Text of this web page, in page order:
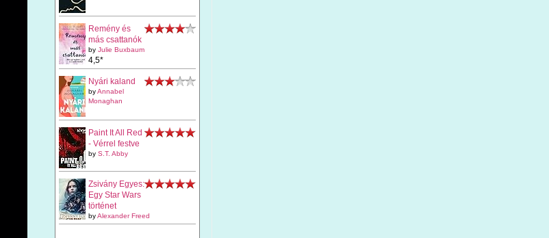
Remény és
más csattanók
by Julie Buxbaum
4,5*
Nyári kaland
byAnnabel
Monaghan
Paint It All Red
- Vérrel festve
by S.T. Abby
Zsivány Egyes:
Egy Star Wars
történet
byAlexander Freed